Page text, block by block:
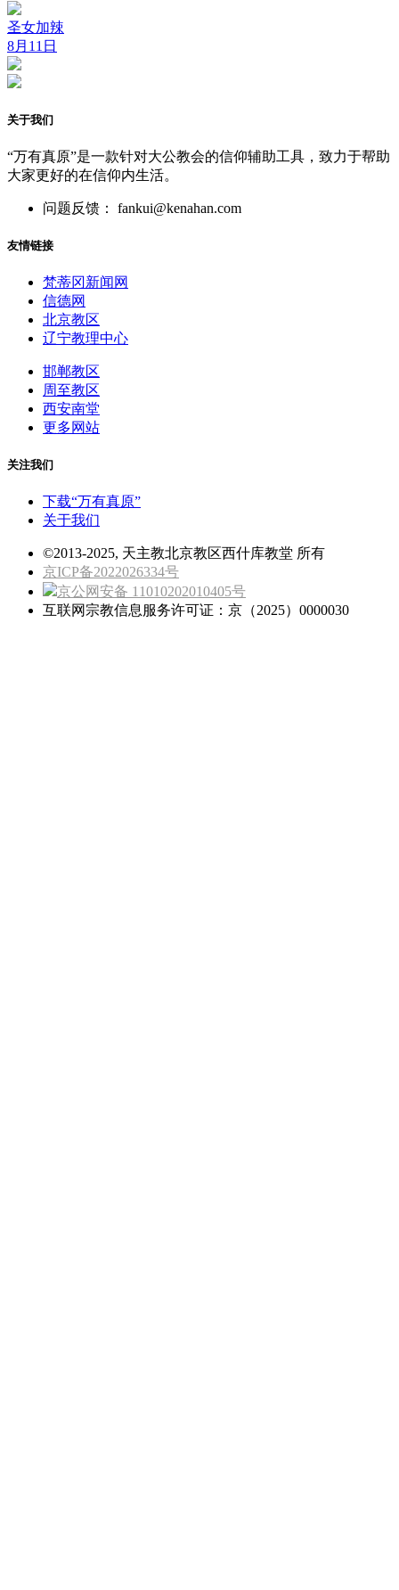
圣女加辣
8月11日
关于我们
“万有真原”是一款针对大公教会的信仰辅助工具，致力于帮助
大家更好的在信仰内生活。
问题反馈： fankui@kenahan.com
友情链接
梵蒂冈新闻网
信德网
北京教区
辽宁教理中心
邯郸教区
周至教区
西安南堂
更多网站
关注我们
下载“万有真原”
关于我们
©2013-2025, 天主教北京教区西什库教堂 所有
京ICP备2022026334号
京公网安备 11010202010405号
互联网宗教信息服务许可证：京（2025）0000030